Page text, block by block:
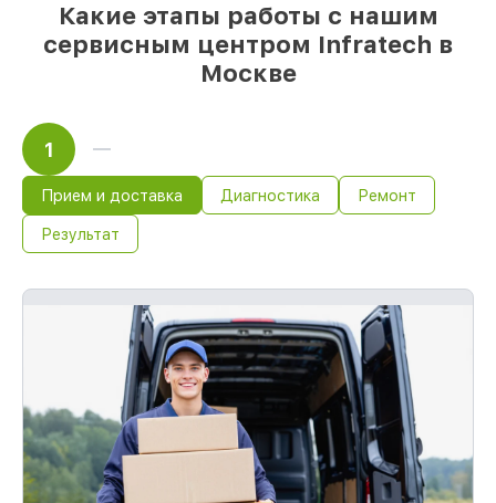
Какие этапы работы с нашим
сервисным центром Infratech в
Москве
1
Прием и доставка Диагностика Ремонт
Результат